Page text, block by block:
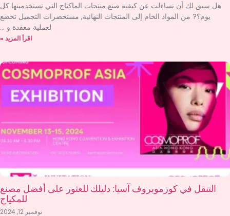
هل سبق لك أن تساءلت عن كيفية صنع منتجات الماكياج التي تستخدمينها كل
يوم؟? من المواد الخام إلى المنتجات النهائية, مستحضرات التجميل تخضع
لعملية معقدة و
اقرأ المزيد »
التنقل في كوزموبروف آسيا: دليلك للعثور على أفضل مصنع
للمكياج
نوفمبر 12, 2024